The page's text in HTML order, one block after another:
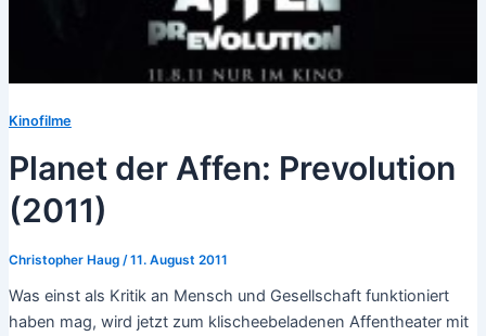
Kinofilme
Planet der Affen: Prevolution
(2011)
Christopher Haug /11. August 2011
Was einst als Kritik an Mensch und Gesellschaft funktioniert
haben mag, wird jetzt zum klischeebeladenen Affentheater mit